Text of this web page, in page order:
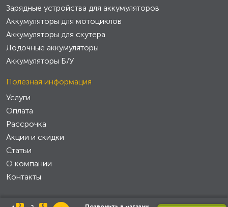
0 0
Зарядные устройства для аккумуляторов
Аккумуляторы для мотоциклов
Аккумуляторы для скутера
Лодочные аккумуляторы
Аккумуляторы Б/У
Полезная информация
Услуги
Оплата
Рассрочка
Акции и скидки
Статьи
О компании
Контакты